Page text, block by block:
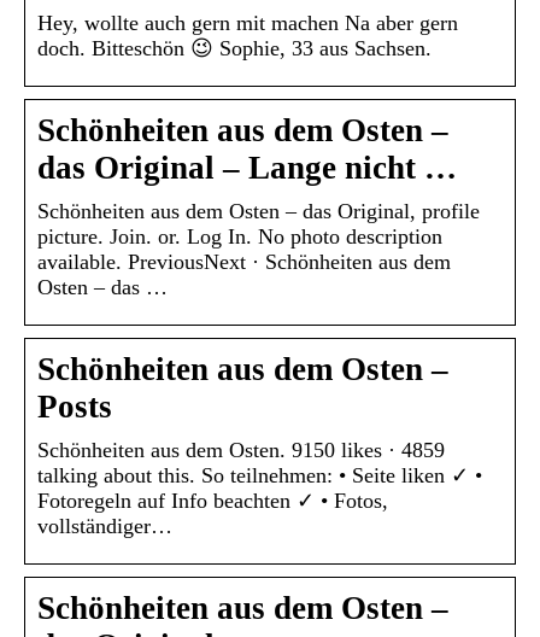
Hey, wollte auch gern mit machen Na aber gern
doch. Bitteschön 😉 Sophie, 33 aus Sachsen.
Schönheiten aus dem Osten –
das Original – Lange nicht …
Schönheiten aus dem Osten – das Original, profile
picture. Join. or. Log In. No photo description
available. PreviousNext · Schönheiten aus dem
Osten – das …
Schönheiten aus dem Osten –
Posts
Schönheiten aus dem Osten. 9150 likes · 4859
talking about this. So teilnehmen: • Seite liken ✓ •
Fotoregeln auf Info beachten ✓ • Fotos,
vollständiger…
Schönheiten aus dem Osten –